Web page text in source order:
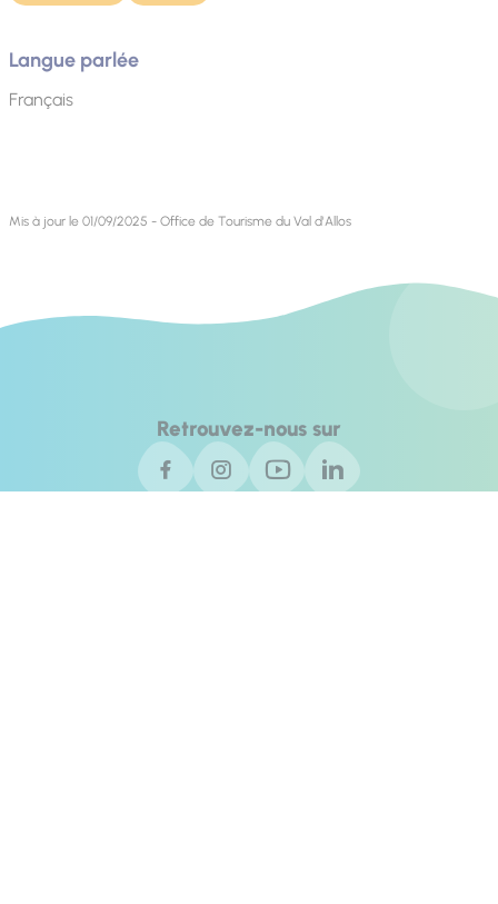
Langue parlée
Français
Mis à jour le 01/09/2025 - Office de Tourisme du Val d'Allos
Retrouvez-nous sur